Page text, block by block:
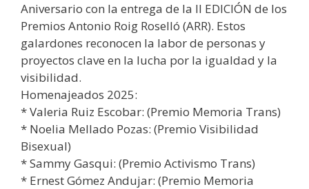
Aniversario con la entrega de la II EDICIÓN de los
Premios Antonio Roig Roselló (ARR). Estos
galardones reconocen la labor de personas y
proyectos clave en la lucha por la igualdad y la
visibilidad.
Homenajeados 2025:
* Valeria Ruiz Escobar: (Premio Memoria Trans)
* Noelia Mellado Pozas: (Premio Visibilidad
Bisexual)
* Sammy Gasqui: (Premio Activismo Trans)
* Ernest Gómez Andujar: (Premio Memoria